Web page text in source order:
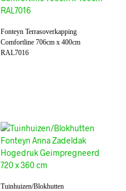
Fonteyn Terrasoverkapping
Comfortline 706cm x 400cm
RAL7016
Tuinhuizen/Blokhutten